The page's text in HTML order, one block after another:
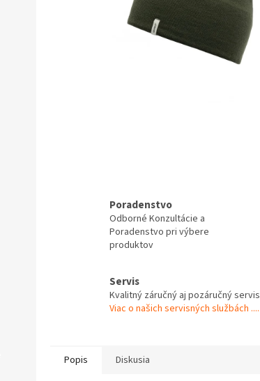
Poradenstvo
Odborné Konzultácie a
Poradenstvo pri výbere
produktov
Servis
Kvalitný záručný aj pozáručný servis
Viac o našich servisných službách ....
Popis Diskusia